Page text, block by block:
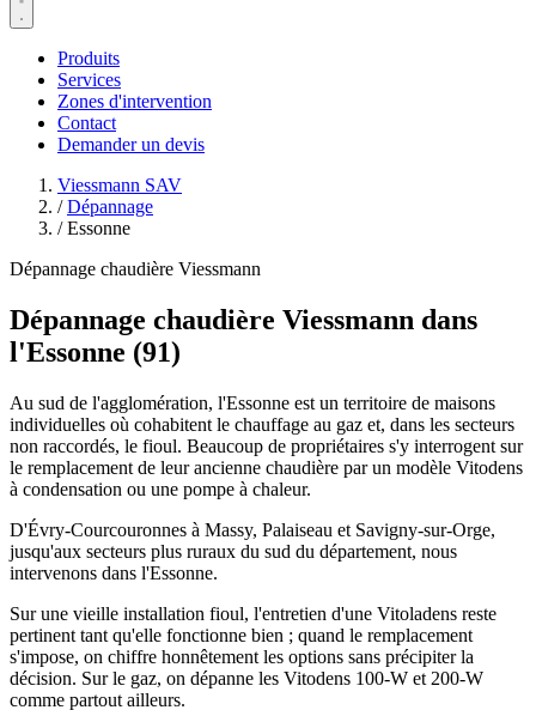
Produits
Services
Zones d'intervention
Contact
Demander un devis
Viessmann SAV
/ Dépannage
/ Essonne
Dépannage chaudière Viessmann
Dépannage chaudière Viessmann dans
l'Essonne (91)
Au sud de l'agglomération, l'Essonne est un territoire de maisons
individuelles où cohabitent le chauffage au gaz et, dans les secteurs
non raccordés, le fioul. Beaucoup de propriétaires s'y interrogent sur
le remplacement de leur ancienne chaudière par un modèle Vitodens
à condensation ou une pompe à chaleur.
D'Évry-Courcouronnes à Massy, Palaiseau et Savigny-sur-Orge,
jusqu'aux secteurs plus ruraux du sud du département, nous
intervenons dans l'Essonne.
Sur une vieille installation fioul, l'entretien d'une Vitoladens reste
pertinent tant qu'elle fonctionne bien ; quand le remplacement
s'impose, on chiffre honnêtement les options sans précipiter la
décision. Sur le gaz, on dépanne les Vitodens 100-W et 200-W
comme partout ailleurs.